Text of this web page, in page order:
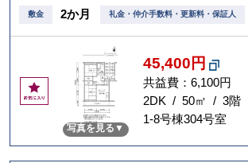
敷金 2か月 礼金・仲介手数料・更新料・保証人
お
気
り
写真を見る
45,400円
共益費：6,100円
2DK / 50㎡ / 3階
1-8号棟304号室